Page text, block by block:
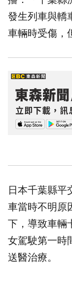
發生列車與轎
車輛時受傷，
日本千葉縣平
車當時不明原
下，導致車輛
女駕駛第一時
送醫治療。